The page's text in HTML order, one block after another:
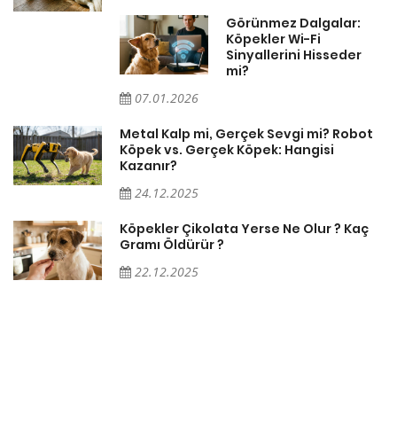
Görünmez Dalgalar:
Köpekler Wi-Fi
Sinyallerini Hisseder
mi?
07.01.2026
Metal Kalp mi, Gerçek Sevgi mi? Robot
Köpek vs. Gerçek Köpek: Hangisi
Kazanır?
24.12.2025
Köpekler Çikolata Yerse Ne Olur ? Kaç
Gramı Öldürür ?
22.12.2025